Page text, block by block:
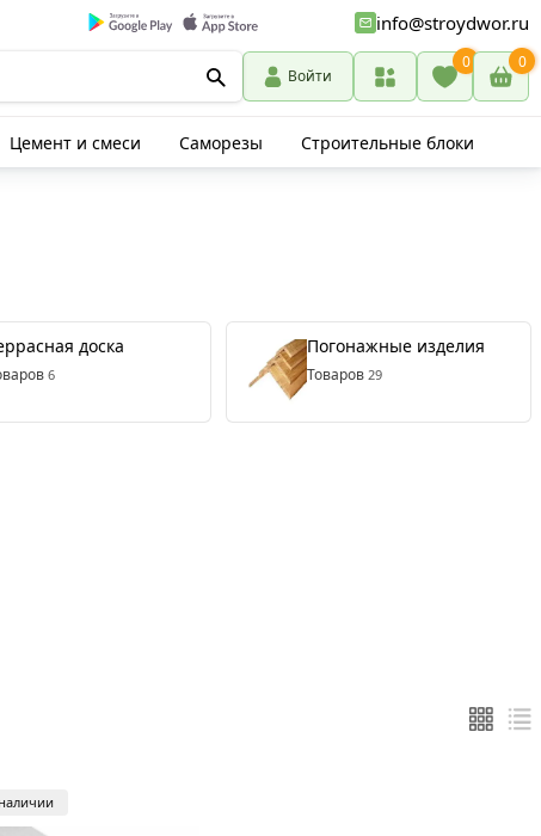
info@stroydwor.ru
Войти
0 0
Цемент и смеси Саморезы Строительные блоки
доска
6
Погонажные изделия
Товаров 29